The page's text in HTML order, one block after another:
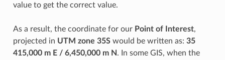
value to get the correct value.
As a result, the coordinate for our Point of Interest,
projected in UTM zone 35Swould be written as: 35
415,000 m E / 6,450,000 m N. In some GIS, when the